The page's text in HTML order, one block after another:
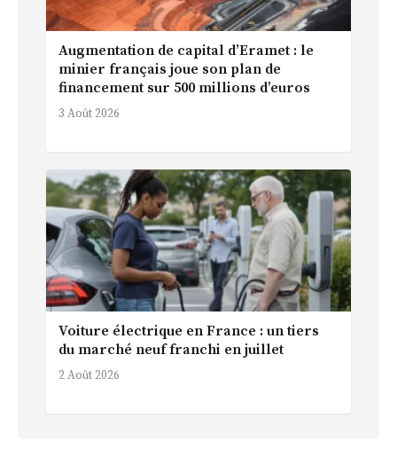
Augmentation de capital d’Eramet : le
minier français joue son plan de
financement sur 500 millions d’euros
3 Août 2026
Voiture électrique en France : un tiers
du marché neuf franchi en juillet
2 Août 2026